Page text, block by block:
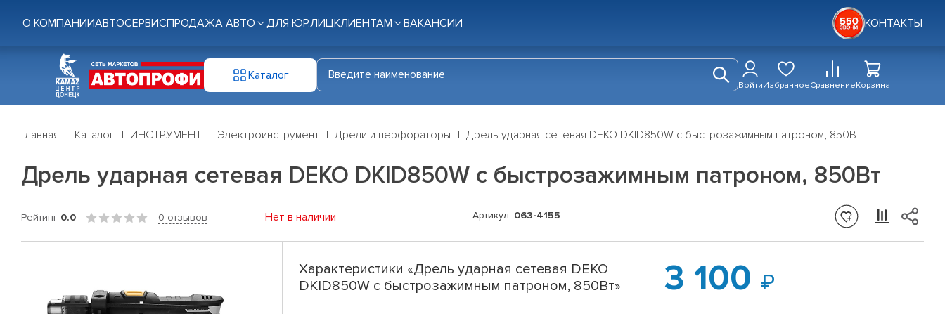
О КОМПАНИИАВТОСЕРВИСПРОДАЖА АВТО ДЛЯ ЮР.ЛИЦКЛИЕНТАМ ВАКАНСИИ КОНТАКТЫ
Каталог
ВойтиИзбранноеСравнениеКорзина
Главная Каталог ИНСТРУМЕНТ Электроинструмент Дрели и перфораторы Дрель ударная сетевая DEKO DKID850W с быстрозажимным патроном, 850Вт
Дрель ударная сетевая DEKO DKID850W с быстрозажимным патроном, 850Вт
Рейтинг 0.0 0 отзывов Нет в наличии Артикул: 063-4155
Характеристики «Дрель ударная сетевая DEKO
DKID850W с быстрозажимным патроном, 850Вт»
3 100